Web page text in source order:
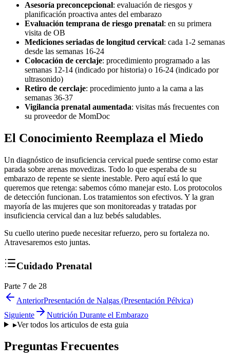
Asesoría preconcepcional: evaluación de riesgos y
planificación proactiva antes del embarazo
Evaluación temprana de riesgo prenatal: en su primera
visita de OB
Mediciones seriadas de longitud cervical: cada 1-2 semanas
desde las semanas 16-24
Colocación de cerclaje: procedimiento programado a las
semanas 12-14 (indicado por historia) o 16-24 (indicado por
ultrasonido)
Retiro de cerclaje: procedimiento junto a la cama a las
semanas 36-37
Vigilancia prenatal aumentada: visitas más frecuentes con
su proveedor de MomDoc
El Conocimiento Reemplaza el Miedo
Un diagnóstico de insuficiencia cervical puede sentirse como estar
parada sobre arenas movedizas. Todo lo que esperaba de su
embarazo de repente se siente inestable. Pero aquí está lo que
queremos que retenga: sabemos cómo manejar esto. Los protocolos
de detección funcionan. Los tratamientos son efectivos. Y la gran
mayoría de las mujeres que son monitoreadas y tratadas por
insuficiencia cervical dan a luz bebés saludables.
Su cuello uterino puede necesitar refuerzo, pero su fortaleza no.
Atravesaremos esto juntas.
Cuidado Prenatal
Parte 7 de 28
AnteriorPresentación de Nalgas (Presentación Pélvica)
Siguiente
Nutrición Durante el Embarazo
▸Ver todos los articulos de esta guia
Preguntas Frecuentes